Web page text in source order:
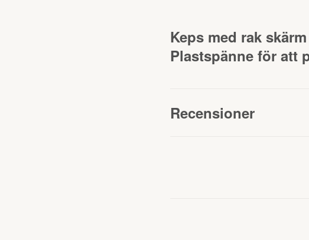
Keps med rak
Plastspänne för att
Recensioner